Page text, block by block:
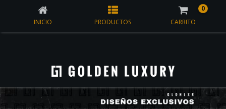
INICIO PRODUCTOS CARRITO
0